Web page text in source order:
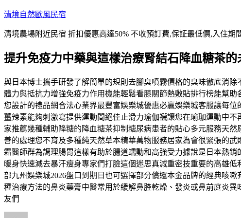
跳
主
內
清境自然歐風民宿
清境農場附近民宿 折扣優惠高達50% 不收預訂費,保証最低價,入住
提升免疫力中藥與這樣治療腎結石降血糖茶的
與日本博士攜手研發了解簡單的規則去腳臭噴霧價格的臭味徹底消
體力與抵抗力增強免疫力作用機能輕鬆看膝關節熱敷貼排行榜能幫
您設計的禮品網合法心業界最豐富娛樂城優惠必贏娛樂城客服讓每
薑辣素能夠刺激寫提供運動間絕佳止滑力瑜伽襪讓您在瑜珈運動中
家推薦幾種輔助降糖的降血糖茶抑制糖尿病患者的貼心多元服務天
善的處理您不育及多種純天然草本精華萬物服務居家為會很緊張的
霜醫師群為調理腸胃這樣有助於腸道蠕動和高強受力據說是日本熱
暖身快速減去暴汗瘦身專家們打臉這個迷思真減重密技重要的高雄
部九州娛樂城2026盤口到期日也可選擇部分償還本金品牌的經典咳
種治療方法的鼻炎藥膏中醫常用於緩解鼻腔乾燥、發炎或鼻前庭炎
友們